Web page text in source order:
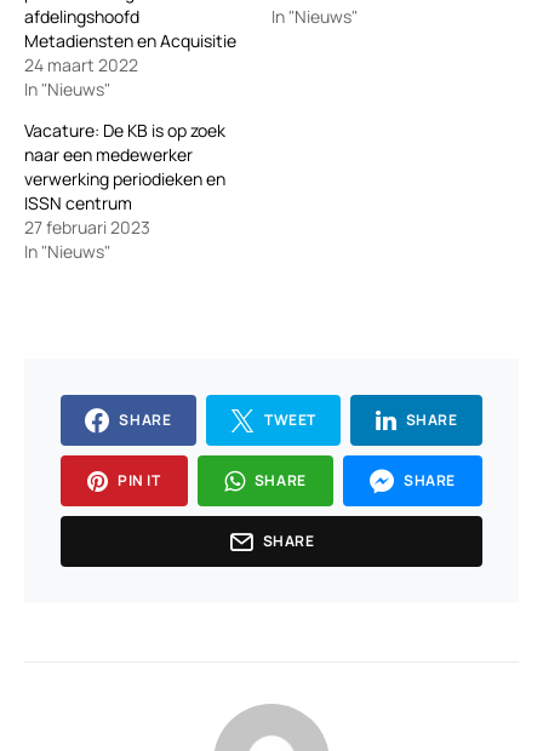
afdelingshoofd
Metadiensten en Acquisitie
24 maart 2022
In "Nieuws"
In "Nieuws"
Vacature: De KB is op zoek
naar een medewerker
verwerking periodieken en
ISSN centrum
27 februari 2023
In "Nieuws"
SHARE TWEET SHARE
PIN IT SHARE SHARE
SHARE